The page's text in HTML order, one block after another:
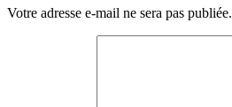
Votre adresse e-mail ne sera pas publiée.